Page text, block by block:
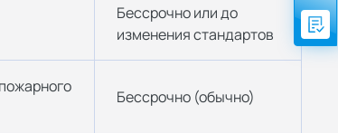
Бессрочно или до
изменения стандартов
Бессрочно (обычно)